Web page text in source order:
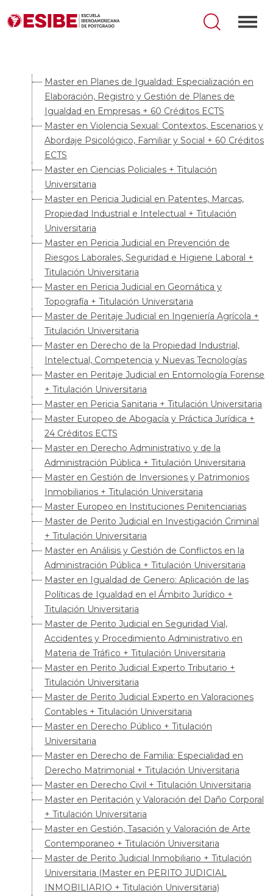
Master en Planes de Igualdad: Especialización en
Elaboración, Registro y Gestión de Planes de
Igualdad en Empresas + 60 Créditos ECTS
Master en Violencia Sexual: Contextos, Escenarios y
Abordaje Psicológico, Familiar y Social + 60 Créditos
ECTS
Master en Ciencias Policiales + Titulación
Universitaria
Master en Pericia Judicial en Patentes, Marcas,
Propiedad Industrial e Intelectual + Titulación
Universitaria
Master en Pericia Judicial en Prevención de
Riesgos Laborales, Seguridad e Higiene Laboral +
Titulación Universitaria
Master en Pericia Judicial en Geomática y
Topografía + Titulación Universitaria
Master de Peritaje Judicial en Ingeniería Agrícola +
Titulación Universitaria
Master en Derecho de la Propiedad Industrial,
Intelectual, Competencia y Nuevas Tecnologías
Master en Peritaje Judicial en Entomología Forense
+ Titulación Universitaria
Master en Pericia Sanitaria + Titulación Universitaria
Master Europeo de Abogacía y Práctica Jurídica +
24 Créditos ECTS
Master en Derecho Administrativo y de la
Administración Pública + Titulación Universitaria
Master en Gestión de Inversiones y Patrimonios
Inmobiliarios + Titulación Universitaria
Master Europeo en Instituciones Penitenciarias
Master de Perito Judicial en Investigación Criminal
+ Titulación Universitaria
Master en Análisis y Gestión de Conflictos en la
Administración Pública + Titulación Universitaria
Master en Igualdad de Genero: Aplicación de las
Políticas de Igualdad en el Ámbito Jurídico +
Titulación Universitaria
Master de Perito Judicial en Seguridad Vial,
Accidentes y Procedimiento Administrativo en
Materia de Tráfico + Titulación Universitaria
Master en Perito Judicial Experto Tributario +
Titulación Universitaria
Master de Perito Judicial Experto en Valoraciones
Contables + Titulación Universitaria
Master en Derecho Público + Titulación
Universitaria
Master en Derecho de Familia: Especialidad en
Derecho Matrimonial + Titulación Universitaria
Master en Derecho Civil + Titulación Universitaria
Master en Peritación y Valoración del Daño Corporal
+ Titulación Universitaria
Master en Gestión, Tasación y Valoración de Arte
Contemporaneo + Titulación Universitaria
Master de Perito Judicial Inmobiliario + Titulación
Universitaria (Master en PERITO JUDICIAL
INMOBILIARIO + Titulación Universitaria)